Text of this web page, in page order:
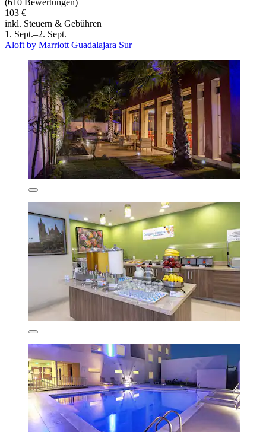
(610 Bewertungen)
103 €
inkl. Steuern & Gebühren
1. Sept.–2. Sept.
Aloft by Marriott Guadalajara Sur